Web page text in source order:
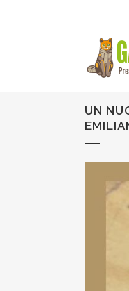
UN